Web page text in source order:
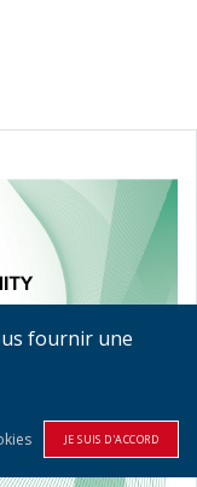
fournir une
JE SUIS D'ACCORD